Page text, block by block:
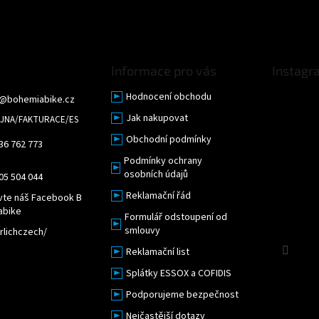
bohemiabike.cz
762 773
504 044
náš Facebook B
Informace pro vás
Hodnocení obchodu
Jak nakupovat
Obchodní podmínky
Podmínky ochrany
osobních údajů
Reklamační řád
Formulář odstoupení od
smlouvy
Reklamační list
Splátky ESSOX a COFIDIS
Podporujeme bezpečnost
Nejčastější dotazy